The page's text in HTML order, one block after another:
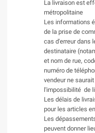
La livraison est
métropolitaine
Les informations
de la prise de
cas d'erreur dans
destinataire
et nom de rue,
numéro de
vendeur ne
l'impossibilité de
Les délais de
pour les articles
Les
peuvent donner